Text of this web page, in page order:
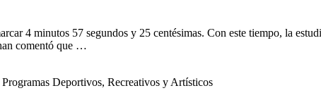
4 minutos 57 segundos y 25 centésimas. Con este tiempo, la
comentó que …
Deportivos, Recreativos y Artísticos